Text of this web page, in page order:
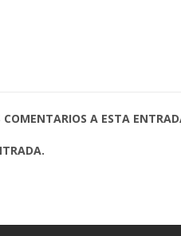
COMENTARIOS A ESTA